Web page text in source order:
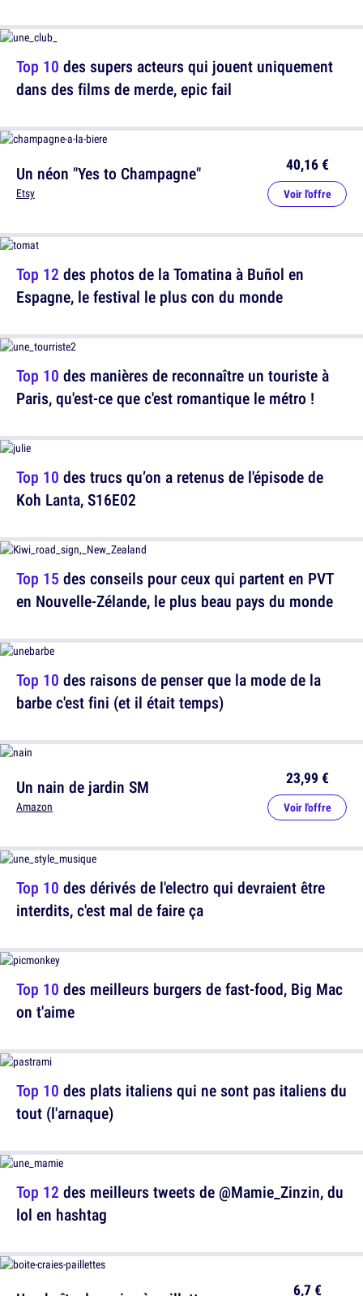
Un néon "Yes to Champagne"
Etsy
40,16 €
Voir l'offre
Top 10 des manières de reconnaître un touriste à
Paris, qu'est-ce que c'est romantique le métro !
Top 15 des conseils pour ceux qui partent en PVT
en Nouvelle-Zélande, le plus beau pays du monde
Un nain de jardin SM
Amazon
23,99 €
Voir l'offre
Top 10 des dérivés de l'electro qui devraient être
interdits, c'est mal de faire ça
Top 10 des plats italiens qui ne sont pas italiens du
tout (l'arnaque)
6,7 €
Top 10 des supers acteurs qui jouent uniquement
dans des films de merde, epic fail
Top 12 des photos de la Tomatina à Buñol en
Espagne, le festival le plus con du monde
Top 10 des trucs qu’on a retenus de l'épisode de
Koh Lanta, S16E02
Top 10 des raisons de penser que la mode de la
barbe c'est fini (et il était temps)
Top 10 des meilleurs burgers de fast-food, Big Mac
on t'aime
Top 12 des meilleurs tweets de @Mamie_Zinzin, du
lol en hashtag